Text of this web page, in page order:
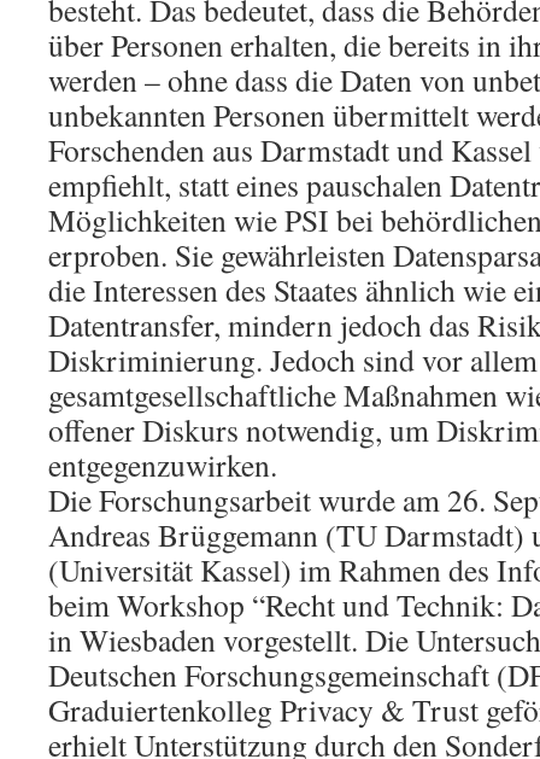
besteht. Das bedeutet, dass die
über Personen erhalten, die bereits in
werden – ohne dass die Daten von
unbekannten Personen übermittelt
Forschenden aus Darmstadt und
empfiehlt, statt eines pauschalen
Möglichkeiten wie PSI bei
erproben. Sie gewährleisten
die Interessen des Staates ähnlich wie
Datentransfer, mindern jedoch das
Diskriminierung. Jedoch sind vor
gesamtgesellschaftliche Maßnahmen
offener Diskurs notwendig, um
entgegenzuwirken.
Die Forschungsarbeit wurde am 26.
Andreas Brüggemann (TU Darmstadt)
(Universität Kassel) im Rahmen des
beim Workshop “Recht und Technik:
in Wiesbaden vorgestellt. Die
Deutschen Forschungsgemeinschaft
Graduiertenkolleg Privacy & Trust
erhielt Unterstützung durch den